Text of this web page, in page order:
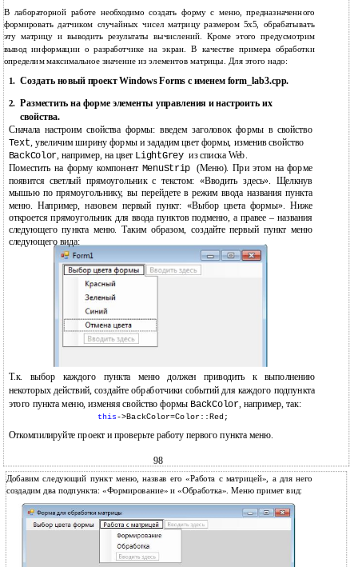
В лабораторной работе необходимо создать форму с меню, предназначенного
формировать датчиком случайных чисел матрицу размером 5х5, обрабатывать
эту матрицу и выводить результаты вычислений. Кроме этого предусмотрим
вывод информации о разработчике на экран. В качестве примера обработки
определим максимальное значение из элементов матрицы. Для этого надо:
1. Создать новый проект Windows Forms с именем form_lab3.cpp.
2. Разместить на форме элементы управления и настроить их
свойства.
Сначала настроим свойства формы: введем заголовок формы в свойство
Text, увеличим ширину формы и зададим цвет формы, изменив свойство
BackColor, например, на цвет LightGreyиз списка Web.
Поместить на форму компонент MenuStrip(Меню). При этом на форме
появится светлый прямоугольник с текстом: «Вводить здесь». Щелкнув
мышью по прямоугольнику, вы перейдете в режим ввода названия пункта
меню. Например, назовем первый пункт: «Выбор цвета формы». Ниже
откроется прямоугольник для ввода пунктов подменю, а правее – названия
следующего пункта меню. Таким образом, создайте первый пункт меню
следующего вида:
Т.к. выбор каждого пункта меню должен приводить к выполнению
некоторых действий, создайте обработчики событий для каждого подпункта
этого пункта меню, изменяя свойство формы BackColor, например, так:
this->BackColor=Color::Red;
Откомпилируйте проект и проверьте работу первого пункта меню.
98
Добавим следующий пункт меню, назвав его «Работа с матрицей», а для него
создадим два подпункта: «Формирование» и «Обработка». Меню примет вид: